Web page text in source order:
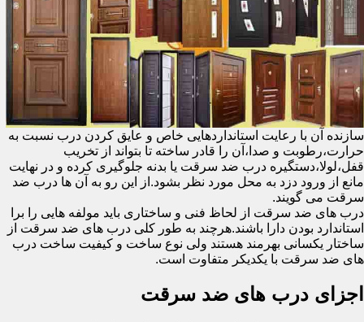
سازنده آن با رعایت استانداردهایی خاص و عایق کردن درب نسبت به
حرارت،رطوبت و صدا،آن را قادر ساخته تا بتواند از تخریب
قفل،لولا،دستگیره درب ضد سرقت یا بدنه جلوگیری کرده و در نهایت
مانع از ورود دزد به محل مورد نظر بشود.از این رو به آن ها درب ضد
سرقت می گویند.
درب های ضد سرقت از لحاظ فنی و ساختاری باید مولفه هایی را برا
استاندارد بودن دارا باشند.هرچند به طور کلی درب های ضد سرقت از
ساختار یکسانی بهرمند هستند ولی نوع ساخت و کیفیت ساخت درب
های ضد سرقت با یکدیکر متفاوت است.
اجزای درب های ضد سرقت